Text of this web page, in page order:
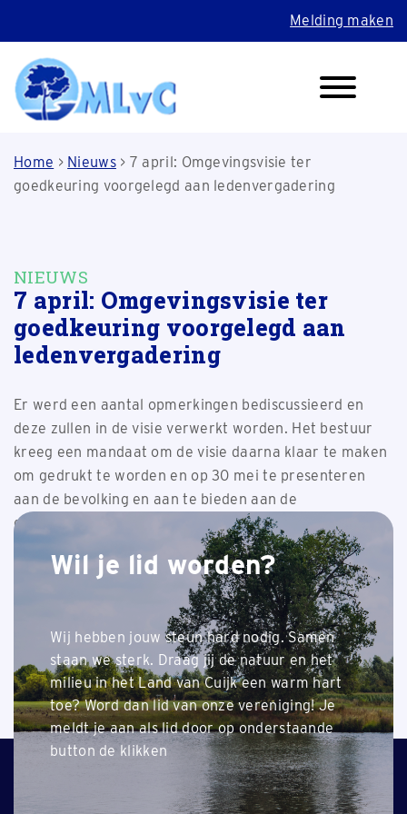
Melding maken
Home > Nieuws> 7 april: Omgevingsvisie ter
goedkeuring voorgelegd aan ledenvergadering
NIEUWS
7 april: Omgevingsvisie ter
goedkeuring voorgelegd aan
ledenvergadering
Er werd een aantal opmerkingen bediscussieerd en
deze zullen in de visie verwerkt worden. Het bestuur
kreeg een mandaat om de visie daarna klaar te maken
om gedrukt te worden en op 30 mei te presenteren
aan de bevolking en aan te bieden aan de
gemeenteraad van het Land van Cuijk.
Weer in de Jachthoorn te Sint Hubert. Aanvang 19.30
Terug naar nieuwsoverzicht
Wil je lid worden?
Wij hebben jouw steun hard nodig. Samen
staan we sterk. Draag jij de natuur en het
milieu in het Land van Cuijk een warm hart
toe? Word dan lid van onze vereniging! Je
meldt je aan als lid door op onderstaande
button de klikken